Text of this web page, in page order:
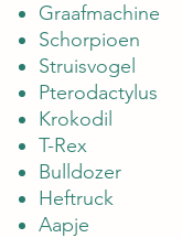
Graafmachine
Schorpioen
Struisvogel
Pterodactylus
Krokodil
T-Rex
Bulldozer
Heftruck
Aapje